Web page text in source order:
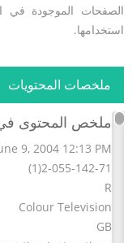
الصفحات الموجودة في
استخدامها.
ملخصات المحتويات
ملخص المحتوى في
9, 2004 12:13 PM
2-055-142-71(1)
R
Colour Television
GB